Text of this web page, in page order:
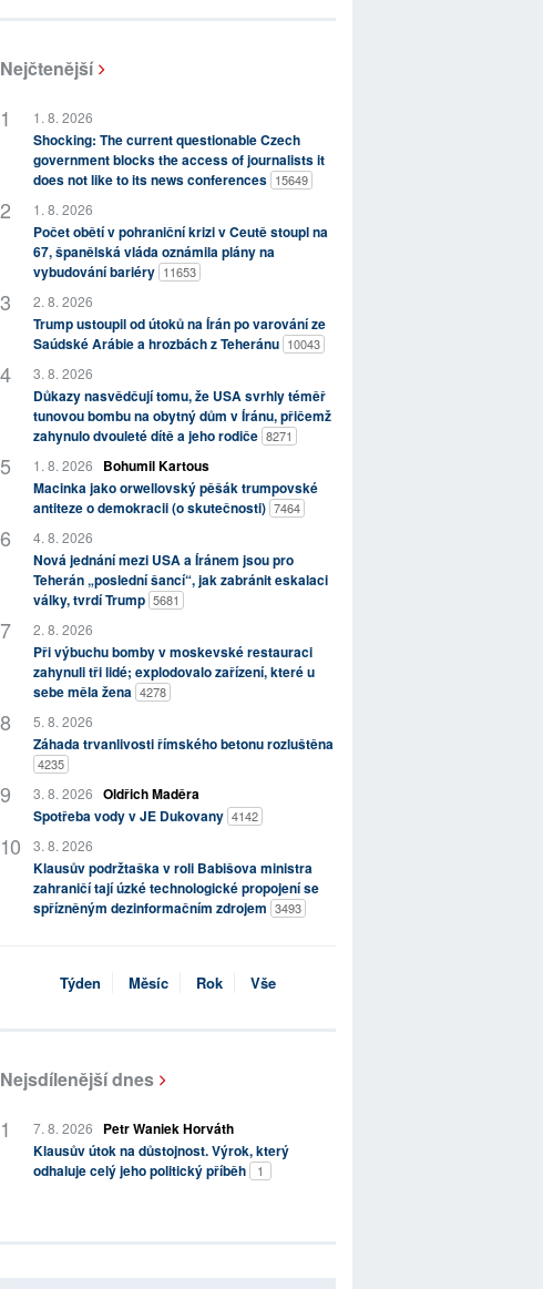
Nejčtenější
1. 8. 2026
Shocking: The current questionable Czech
government blocks the access of journalists it
does not like to its news conferences 15649
1. 8. 2026
Počet obětí v pohraniční krizi v Ceutě stoupl na
67, španělská vláda oznámila plány na
vybudování bariéry 11653
2. 8. 2026
Trump ustoupil od útoků na Írán po varování ze
Saúdské Arábie a hrozbách z Teheránu 10043
3. 8. 2026
Důkazy nasvědčují tomu, že USA svrhly téměř
tunovou bombu na obytný dům v Íránu, přičemž
zahynulo dvouleté dítě a jeho rodiče 8271
1. 8. 2026
Bohumil Kartous
Macinka jako orwellovský pěšák trumpovské
antiteze o demokracii (o skutečnosti) 7464
4. 8. 2026
Nová jednání mezi USA a Íránem jsou pro
Teherán „poslední šancí“, jak zabránit eskalaci
války, tvrdí Trump 5681
2. 8. 2026
Při výbuchu bomby v moskevské restauraci
zahynuli tři lidé; explodovalo zařízení, které u
sebe měla žena 4278
5. 8. 2026
Záhada trvanlivosti římského betonu rozluštěna
4235
3. 8. 2026 Oldřich Maděra
Spotřeba vody v JE Dukovany 4142
3. 8. 2026
Klausův podržtaška v roli Babišova ministra
zahraničí tají úzké technologické propojení se
spřízněným dezinformačním zdrojem 3493
Týden Měsíc Rok Vše
Nejsdílenější dnes
7. 8. 2026
Petr Waniek Horváth
Klausův útok na důstojnost. Výrok, který
odhaluje celý jeho politický příběh
1